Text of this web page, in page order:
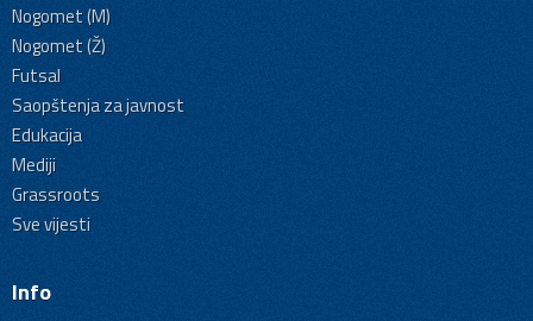
Nogomet (M)
Nogomet (Ž)
Futsal
Saopštenja za javnost
Edukacija
Mediji
Grassroots
Sve vijesti
Info